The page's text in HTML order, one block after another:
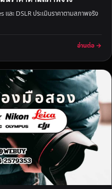
ะ DSLR ประเมินราคาตามสภาพจริง
อ่านต่อ →